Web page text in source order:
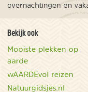
overnachtingen en
Bekijk ook
Mooiste plekken op
aarde
wAARDEvol reizen
Natuurgidsjes.nl